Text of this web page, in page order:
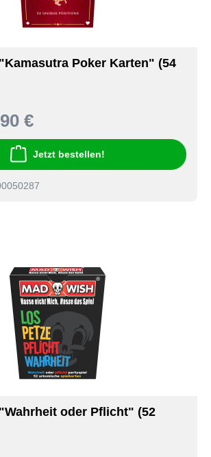
Poker Karten" (54
€
Jetzt bestellen!
oder Pflicht" (52